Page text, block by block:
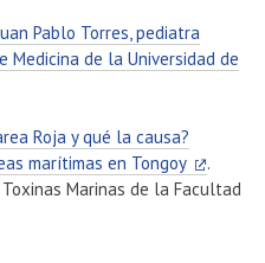
Pablo Torres, pediatra
de la Universidad de
Roja y qué la causa?
marítimas en Tongoy
.
Marinas de la Facultad